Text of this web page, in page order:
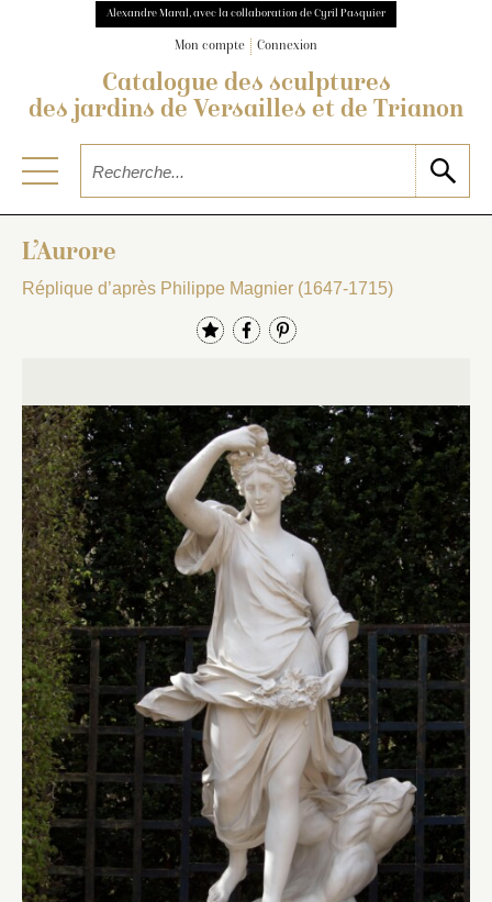
Alexandre Maral, avec la collaboration de Cyril Pasquier
Mon compte Connexion
Catalogue des sculptures
des jardins de Versailles et de Trianon
L’Aurore
Réplique d’après Philippe Magnier (1647-1715)